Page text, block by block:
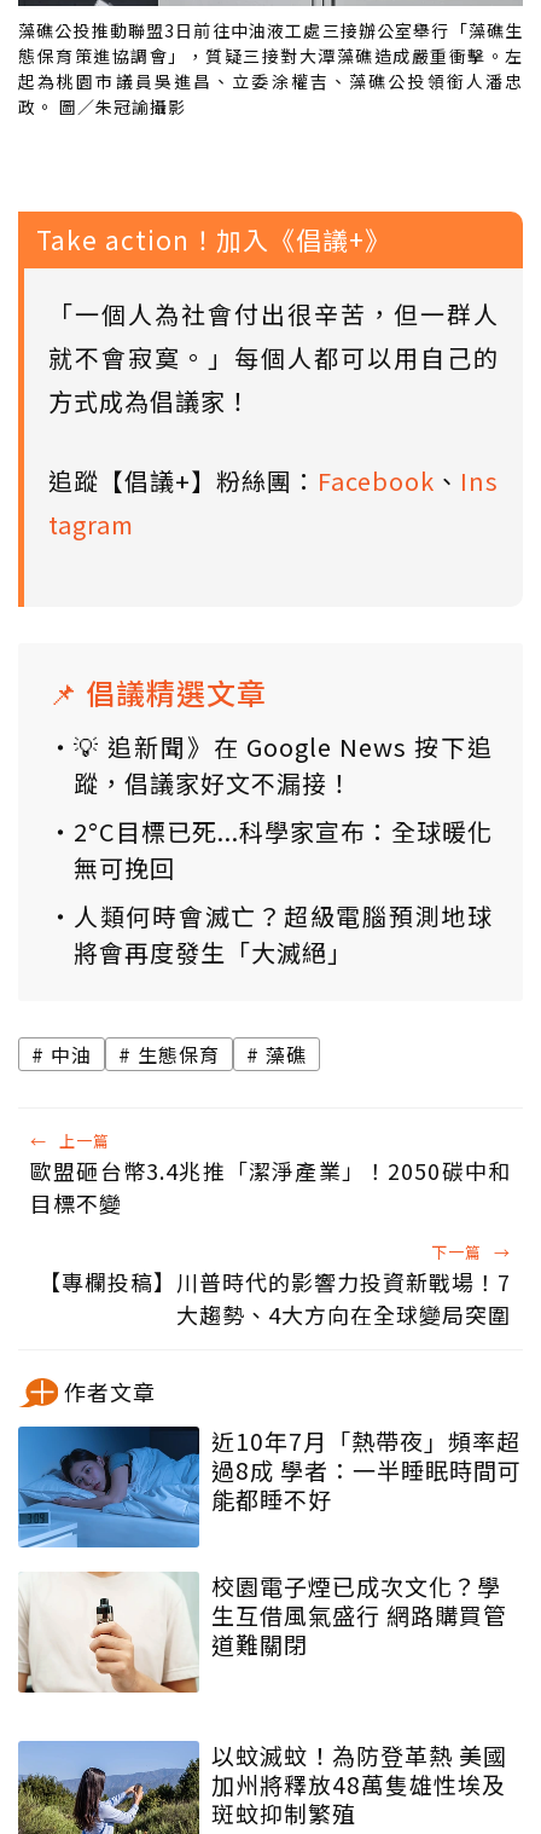
藻礁公投推動聯盟3日前往中油液工處三接辦公室舉行「藻礁生
態保育策進協調會」，質疑三接對大潭藻礁造成嚴重衝擊。左
起為桃園市議員吳進昌、立委涂權吉、藻礁公投領銜人潘忠
政。 圖／朱冠諭攝影
Take action！加入《倡議+》
「一個人為社會付出很辛苦，但一群人
就不會寂寞。」每個人都可以用自己的
方式成為倡議家！
追蹤【倡議+】粉絲團： Facebook 、 Ins
tagram
📌 倡議精選文章
💡 追新聞》在 Google News 按下追
蹤，倡議家好文不漏接！
2°C目標已死...科學家宣布：全球暖化
無可挽回
人類何時會滅亡？超級電腦預測地球
將會再度發生「大滅絕」
中油 生態保育 藻礁
← 上一篇
歐盟砸台幣3.4兆推「潔淨產業」！2050碳中和
目標不變
下一篇 →
【專欄投稿】川普時代的影響力投資新戰場！7
大趨勢、4大方向在全球變局突圍
作者文章
近10年7月「熱帶夜」頻率超
過8成 學者：一半睡眠時間可
能都睡不好
校園電子煙已成次文化？學
生互借風氣盛行 網路購買管
道難關閉
以蚊滅蚊！為防登革熱 美國
加州將釋放48萬隻雄性埃及
斑蚊抑制繁殖